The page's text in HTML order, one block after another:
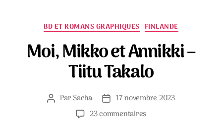
Catégories
BD ET ROMANS GRAPHIQUES FINLANDE
Moi, Mikko et Annikki –
Tiitu Takalo
Auteur
ParSacha
Date
de
l’article
17 novembre 2023
23 commentairessur